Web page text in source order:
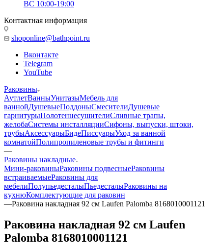
ВС 10:00-19:00
Контактная информация
shoponline@bathpoint.ru
Вконтакте
Telegram
YouTube
Раковины
АутлетВанныУнитазыМебель для
ваннойДушевыеПоддоныСмесителиДушевые
гарнитурыПолотенцесушителиСливные трапы,
желобаСистемы инсталляцииСифоны, выпуски, штоки,
трубыАксессуарыБидеПиссуарыУход за ванной
комнатойПолипропиленовые трубы и фитинги
—
Раковины накладные
Мини-раковиныРаковины подвесныеРаковины
встраиваемыеРаковины для
мебелиПолупьедесталыПьедесталыРаковины на
кухнюКомплектующие для раковин
—Раковина накладная 92 см Laufen Palomba 8168010001121
Раковина накладная 92 см Laufen
Palomba 8168010001121